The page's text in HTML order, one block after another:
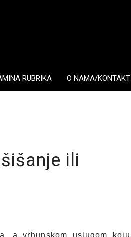
RUBRIKA O NAMA/KONTAKT
ili
a vrhunskom uslugom koju